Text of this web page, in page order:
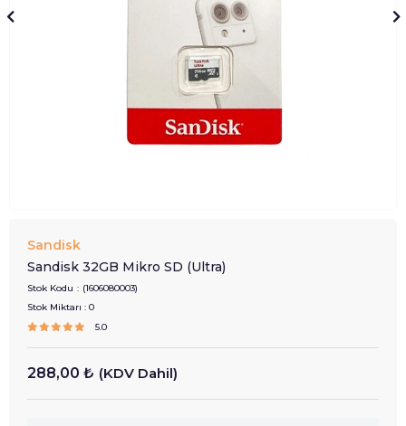
Sandisk
Sandisk 32GB Mikro SD (Ultra)
Stok Kodu
(1606080003)
Stok Miktarı : 0
5.0
288,00 ₺ (KDV Dahil)